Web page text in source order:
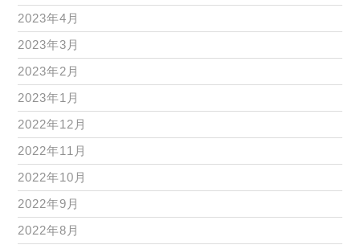
2023年4月
2023年3月
2023年2月
2023年1月
2022年12月
2022年11月
2022年10月
2022年9月
2022年8月